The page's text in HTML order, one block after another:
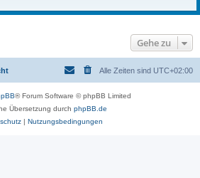
Gehe zu
Alle Zeiten sind UTC+02:00
® Forum Software © phpBB Limited
Übersetzung durch phpBB.de
| Nutzungsbedingungen